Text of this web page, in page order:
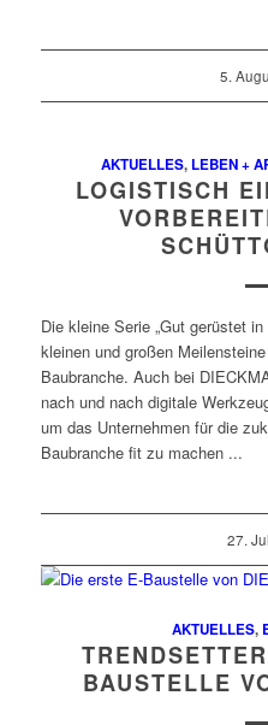
5.
AKTUELLES, LEBEN +
LOGISTISCH
Die kleine Serie „Gut gerüstet
kleinen und großen
Baubranche. Auch bei
nach und nach digitale
um das Unternehmen für die
Baubranche fit zu machen ...
27.
AKTUELLES,
BAUSTELLE